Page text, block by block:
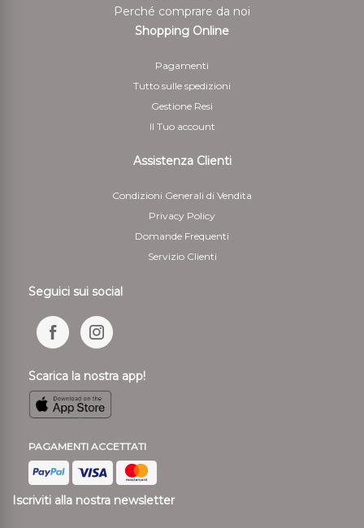
Perché comprare da noi
Shopping Online
Pagamenti
Tutto sulle spedizioni
Gestione Resi
Il Tuo account
Assistenza Clienti
Condizioni Generali di Vendita
Privacy Policy
Domande Frequenti
Servizio Clienti
Seguici sui social
Scarica la nostra app!
PAGAMENTI ACCETTATI
Iscriviti alla nostra newsletter